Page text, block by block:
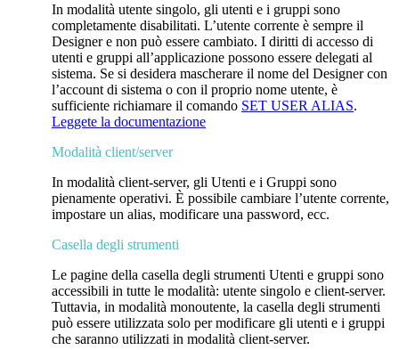
In modalità utente singolo, gli utenti e i gruppi sono
completamente disabilitati. L’utente corrente è sempre il
Designer e non può essere cambiato. I diritti di accesso di
utenti e gruppi all’applicazione possono essere delegati al
sistema. Se si desidera mascherare il nome del Designer con
l’account di sistema o con il proprio nome utente, è
sufficiente richiamare il comando SET USER ALIAS.
Leggete la documentazione
Modalità client/server
In modalità client-server, gli Utenti e i Gruppi sono
pienamente operativi. È possibile cambiare l’utente corrente,
impostare un alias, modificare una password, ecc.
Casella degli strumenti
Le pagine della casella degli strumenti Utenti e gruppi sono
accessibili in tutte le modalità: utente singolo e client-server.
Tuttavia, in modalità monoutente, la casella degli strumenti
può essere utilizzata solo per modificare gli utenti e i gruppi
che saranno utilizzati in modalità client-server.